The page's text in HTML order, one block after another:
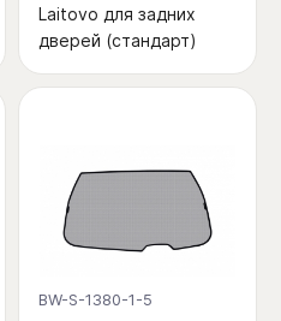
Laitovo для задних
дверей (стандарт)
BW-S-1380-1-5